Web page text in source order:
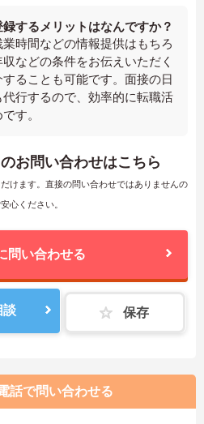
するメリットはなんですか？
時間などの情報提供はもちろ
などの条件をお伝えいただく
ることも可能です。面接の日
行するので、効率的に転職活
す。
お問い合わせはこちら
けます。直接の問い合わせではありませんの
心ください。
問い合わせる
談 保存
話で問い合わせる